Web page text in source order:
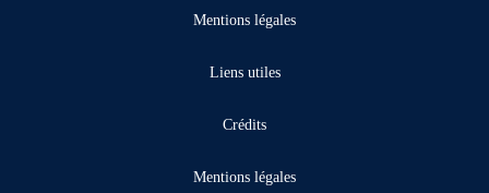
Mentions légales
Liens utiles
Crédits
Mentions légales